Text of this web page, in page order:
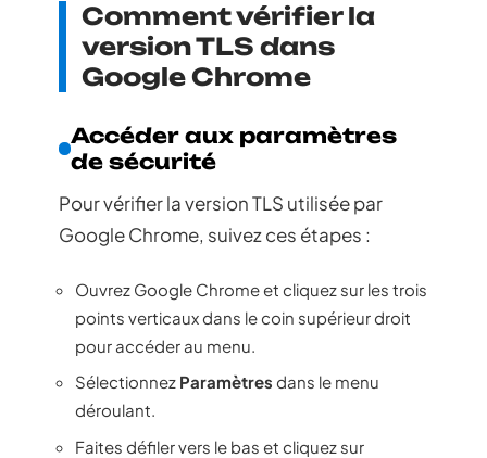
Comment vérifier la
version TLS dans
Google Chrome
Accéder aux paramètres
de sécurité
Pour vérifier la version TLS utilisée par
Google Chrome, suivez ces étapes :
Ouvrez Google Chrome et cliquez sur les trois
points verticaux dans le coin supérieur droit
pour accéder au menu.
Sélectionnez Paramètres dans le menu
déroulant.
Faites défiler vers le bas et cliquez sur